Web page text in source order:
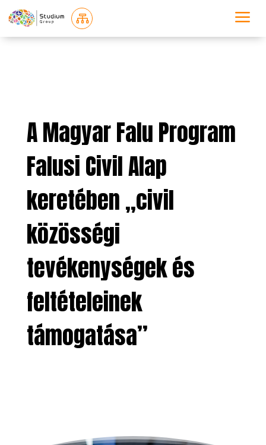
 a
A Magyar Falu Program
Falusi Civil Alap
keretében „civil
közösségi
tevékenységek és
feltételeinek
támogatása”